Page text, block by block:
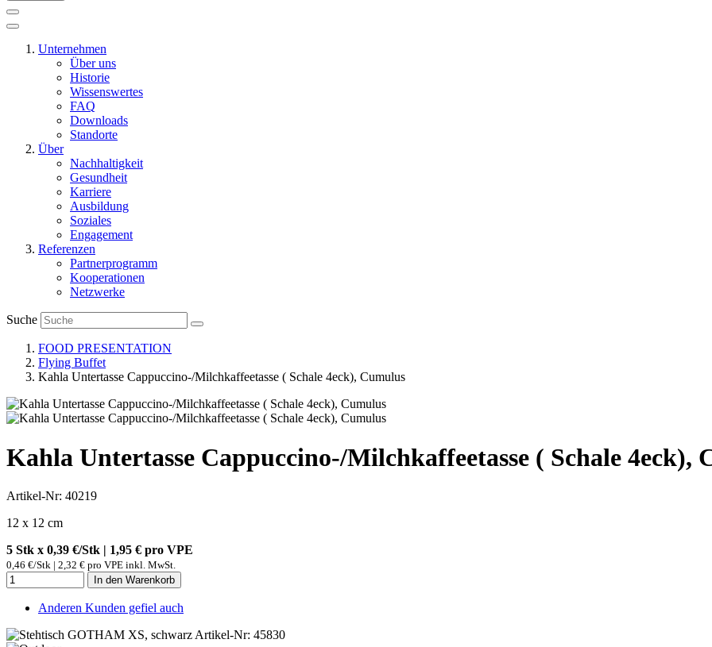
Unternehmen
Über uns
Historie
Wissenswertes
FAQ
Downloads
Standorte
Über
Nachhaltigkeit
Gesundheit
Karriere
Ausbildung
Soziales
Engagement
Referenzen
Partnerprogramm
Kooperationen
Netzwerke
Suche
FOOD PRESENTATION
Flying Buffet
Kahla Untertasse Cappuccino-/Milchkaffeetasse ( Schale 4eck), Cumulus
Kahla Untertasse Cappuccino-/Milchkaffeetasse ( Schale 4eck),
Artikel-Nr: 40219
12 x 12 cm
5 Stk x 0,39 €/Stk | 1,95 € pro VPE
0,46 €/Stk | 2,32 € pro VPE inkl. MwSt.
In den Warenkorb
Anderen Kunden gefiel auch
Artikel-Nr: 45830